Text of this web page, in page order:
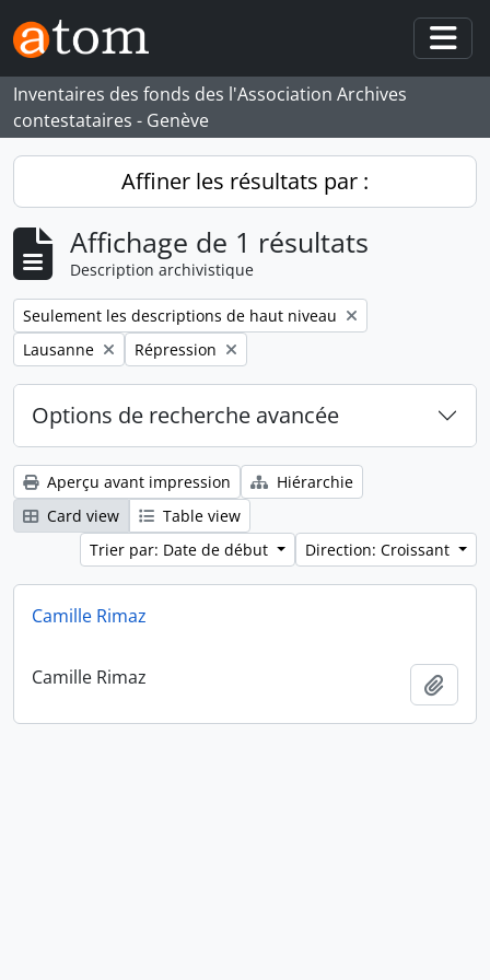
Skip to main content
Inventaires des fonds des l'Association Archives
contestataires - Genève
Affiner les résultats par :
Affichage de 1 résultats
Description archivistique
Remove filter:
Seulement les descriptions de haut niveau
Remove filter:
Lausanne Remove filter:
Répression
Options de recherche avancée
Aperçu avant impression
Hiérarchie
Card view
Table view
Trier par: Date de début
Direction: Croissant
Camille Rimaz
Camille Rimaz